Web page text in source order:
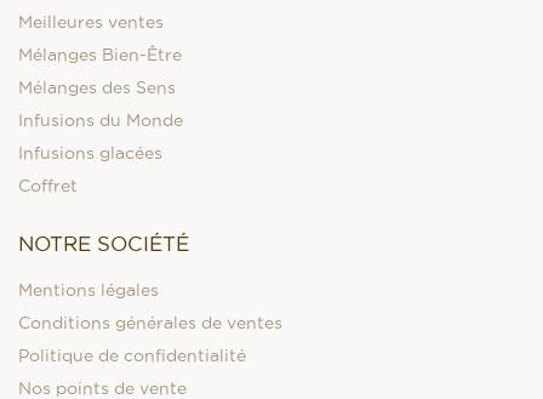
Meilleures ventes
Mélanges Bien-Être
Mélanges des Sens
Infusions du Monde
Infusions glacées
Coffret
NOTRE SOCIÉTÉ
Mentions légales
Conditions générales de ventes
Politique de confidentialité
Nos points de vente